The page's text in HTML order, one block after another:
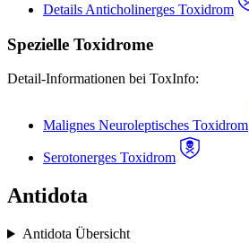
Details Anticholinerges Toxidrom
Spezielle Toxidrome
Detail-Informationen bei ToxInfo:
Malignes Neuroleptisches Toxidrom
Serotonerges Toxidrom
Antidota
Antidota Übersicht